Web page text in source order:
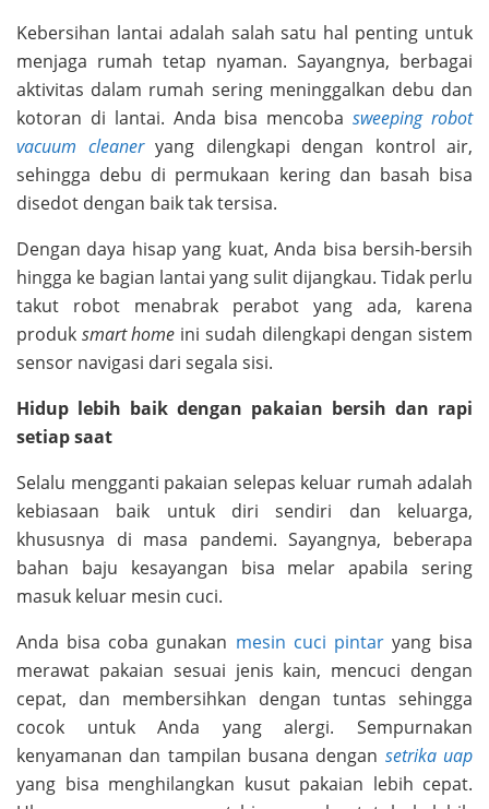
Kebersihan lantai adalah salah satu hal penting untuk
menjaga rumah tetap nyaman. Sayangnya, berbagai
aktivitas dalam rumah sering meninggalkan debu dan
kotoran di lantai. Anda bisa mencobasweeping robot
vacuum cleaneryang dilengkapi dengan kontrol air,
sehingga debu di permukaan kering dan basah bisa
disedot dengan baik tak tersisa.
Dengan daya hisap yang kuat, Anda bisa bersih-bersih
hingga ke bagian lantai yang sulit dijangkau. Tidak perlu
takut robot menabrak perabot yang ada, karena
produk smart home ini sudah dilengkapi dengan sistem
sensor navigasi dari segala sisi.
Hidup lebih baik dengan pakaian bersih dan rapi
setiap saat
Selalu mengganti pakaian selepas keluar rumah adalah
kebiasaan baik untuk diri sendiri dan keluarga,
khususnya di masa pandemi. Sayangnya, beberapa
bahan baju kesayangan bisa melar apabila sering
masuk keluar mesin cuci.
Anda bisa coba gunakan mesin cuci pintaryang bisa
merawat pakaian sesuai jenis kain, mencuci dengan
cepat, dan membersihkan dengan tuntas sehingga
cocok untuk Anda yang alergi. Sempurnakan
kenyamanan dan tampilan busana dengan setrika uap
yang bisa menghilangkan kusut pakaian lebih cepat.